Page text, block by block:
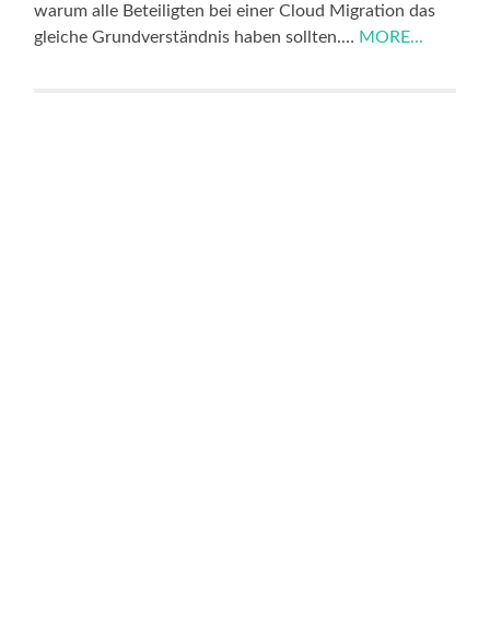
warum alle Beteiligten bei einer Cloud Migration das
gleiche Grundverständnis haben sollten.… MORE...